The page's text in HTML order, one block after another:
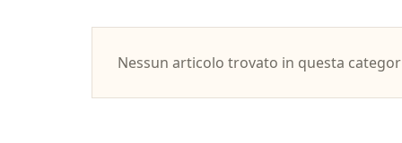
Nessun articolo trovato in questa